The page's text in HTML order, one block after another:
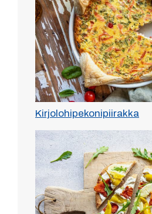
Kirjolohipekonipiirakka